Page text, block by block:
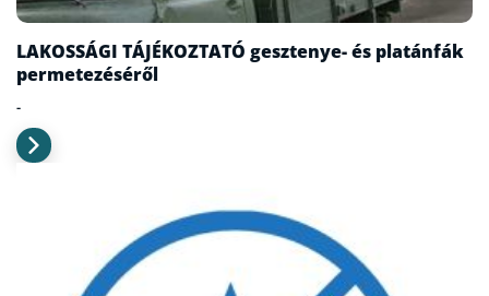
LAKOSSÁGI TÁJÉKOZTATÓ gesztenye- és platánfák
permetezéséről
-